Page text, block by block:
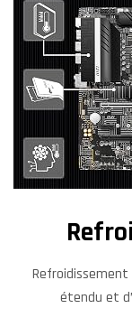
Refroidissement
étendu et